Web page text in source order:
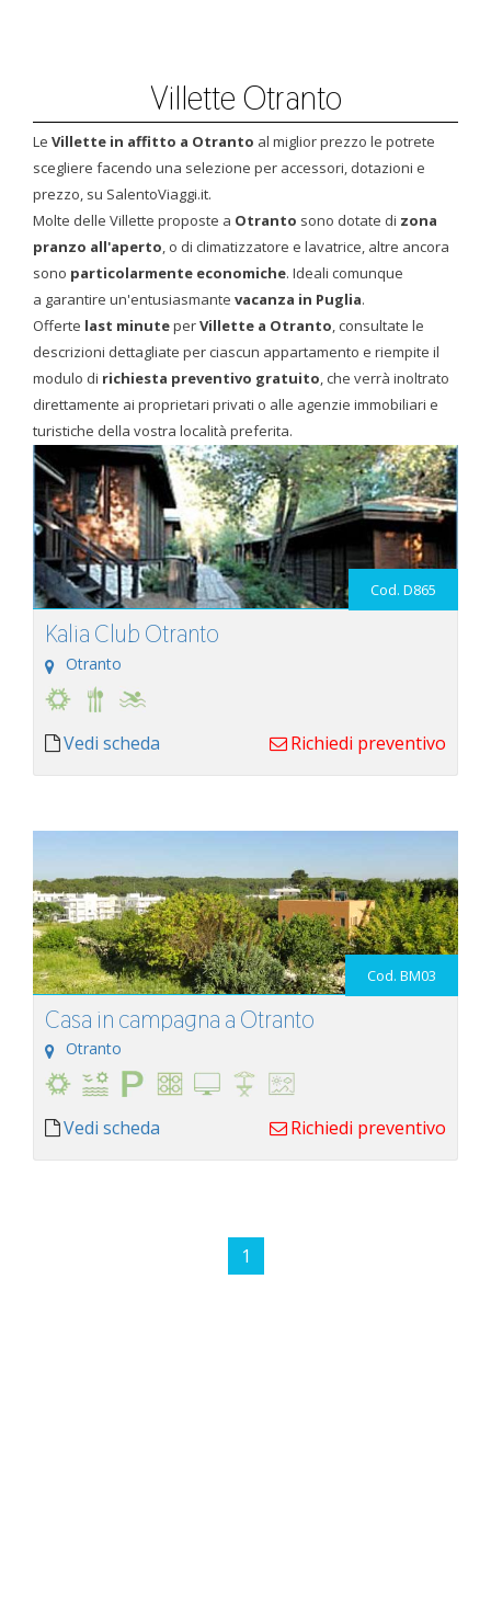
Villette Otranto
Le Villette in affitto a Otranto al miglior prezzo le potrete
scegliere facendo una selezione per accessori, dotazioni e
prezzo, su SalentoViaggi.it.
Molte delle Villette proposte a Otranto sono dotate di zona
pranzo all'aperto, o di climatizzatore e lavatrice, altre ancora
sono particolarmente economiche. Ideali comunque
a garantire un'entusiasmante vacanza in Puglia.
Offerte last minuteperVillette a Otranto, consultate le
descrizioni dettagliate per ciascun appartamento e riempite il
modulo di richiesta preventivo gratuito, che verrà inoltrato
direttamente ai proprietari privati o alle agenzie immobiliari e
turistiche della vostra località preferita.
Cod. D865
Kalia Club Otranto
Otranto
Vedi scheda Richiedi preventivo
Cod. BM03
Casa in campagna a Otranto
Otranto
Vedi scheda Richiedi preventivo
1